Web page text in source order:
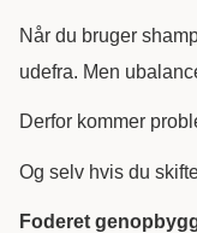
Når du bruger
udefra. Men
Derfor kommer
Og selv hvis du
Foderet